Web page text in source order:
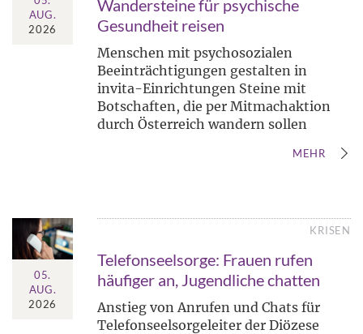
AUG.
2026
Wandersteine für psychische
Gesundheit reisen
Menschen mit psychosozialen
Beeinträchtigungen gestalten in
invita-Einrichtungen Steine mit
Botschaften, die per Mitmachaktion
durch Österreich wandern sollen
MEHR
05.
AUG.
2026
KRISEN
Telefonseelsorge: Frauen rufen
häufiger an, Jugendliche chatten
Anstieg von Anrufen und Chats für
Telefonseelsorgeleiter der Diözese